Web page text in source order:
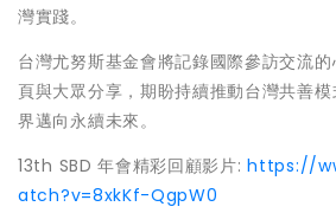
灣實踐。
台灣尤努斯基金會將記錄國際參訪交流
頁與大眾分享，期盼持續推動台灣共善
界邁向永續未來。
13th SBD 年會精彩回顧影片:https://
atch?v=8xkKf-QgpW0